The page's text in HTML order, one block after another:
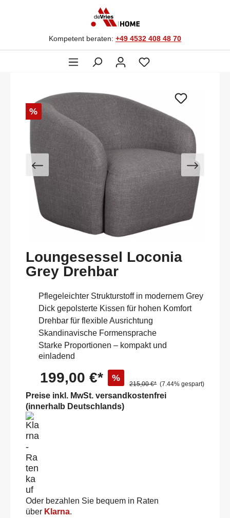
Kompetent beraten: +49 4532 408 48 70
%
Loungesessel Loconia
Grey Drehbar
Pflegeleichter Strukturstoff in modernem Grey
Dick gepolsterte Kissen für hohen Komfort
Drehbar für flexible Ausrichtung
Skandinavische Formensprache
Starke Proportionen – kompakt und
einladend
199,00 €* %
215,00 €* (7.44% gespart)
Preise inkl. MwSt. versandkostenfrei
(innerhalb Deutschlands)
Oder bezahlen Sie bequem in Raten
über Klarna.